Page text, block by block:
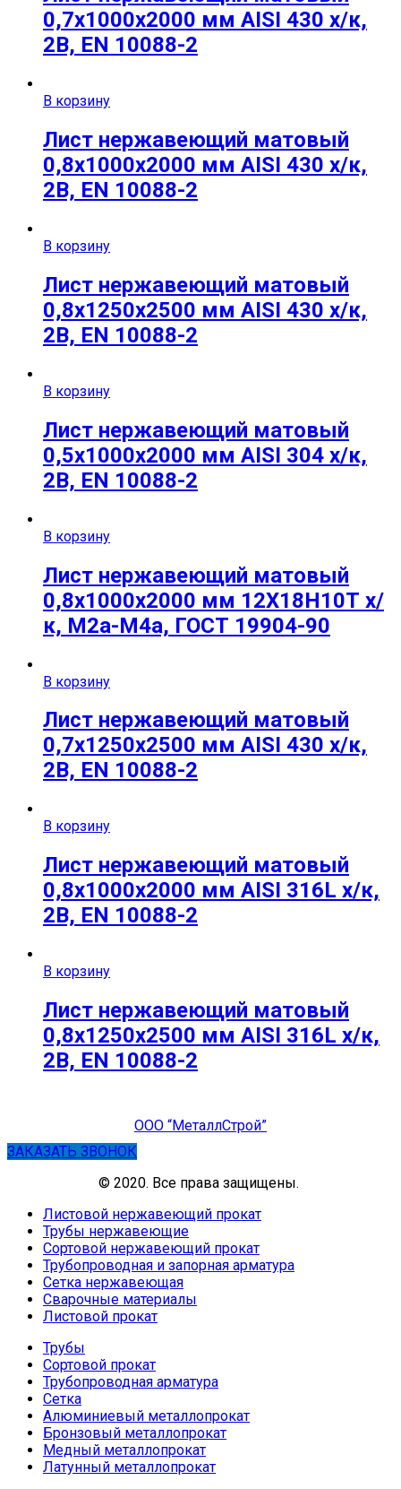
0,7х1000х2000 мм AISI 430 х/к,
2B, EN 10088-2
В корзину
Лист нержавеющий матовый
0,8х1000х2000 мм AISI 430 х/к,
2B, EN 10088-2
В корзину
Лист нержавеющий матовый
0,8х1250х2500 мм AISI 430 х/к,
2B, EN 10088-2
В корзину
Лист нержавеющий матовый
0,5х1000х2000 мм AISI 304 х/к,
2B, EN 10088-2
В корзину
Лист нержавеющий матовый
0,8х1000х2000 мм 12Х18Н10Т х/
к, М2а-М4а, ГОСТ 19904-90
В корзину
Лист нержавеющий матовый
0,7х1250х2500 мм AISI 430 х/к,
2B, EN 10088-2
В корзину
Лист нержавеющий матовый
0,8х1000х2000 мм AISI 316L х/к,
2B, EN 10088-2
В корзину
Лист нержавеющий матовый
0,8х1250х2500 мм AISI 316L х/к,
2B, EN 10088-2
ООО “МеталлСтрой”
ЗАКАЗАТЬ ЗВОНОК
© 2020. Все права защищены.
Листовой нержавеющий прокат
Трубы нержавеющие
Сортовой нержавеющий прокат
Трубопроводная и запорная арматура
Сетка нержавеющая
Сварочные материалы
Листовой прокат
Трубы
Сортовой прокат
Трубопроводная арматура
Сетка
Алюминиевый металлопрокат
Бронзовый металлопрокат
Медный металлопрокат
Латунный металлопрокат